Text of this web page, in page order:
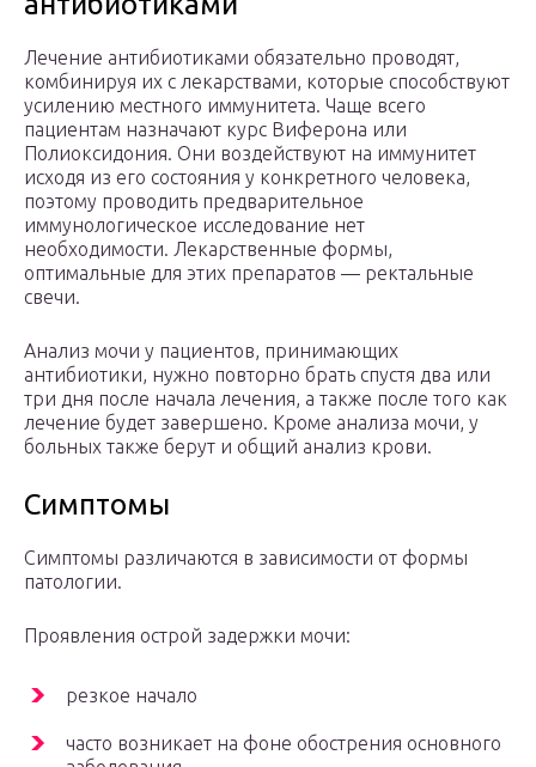
Лечение антибиотиками обязательно проводят,
комбинируя их с лекарствами, которые способствуют
усилению местного иммунитета. Чаще всего
пациентам назначают курс Виферона или
Полиоксидония. Они воздействуют на иммунитет
исходя из его состояния у конкретного человека,
поэтому проводить предварительное
иммунологическое исследование нет
необходимости. Лекарственные формы,
оптимальные для этих препаратов — ректальные
свечи.
Анализ мочи у пациентов, принимающих
антибиотики, нужно повторно брать спустя два или
три дня после начала лечения, а также после того как
лечение будет завершено. Кроме анализа мочи, у
больных также берут и общий анализ крови.
Симптомы
Симптомы различаются в зависимости от формы
патологии.
Проявления острой задержки мочи:
резкое начало
часто возникает на фоне обострения основного